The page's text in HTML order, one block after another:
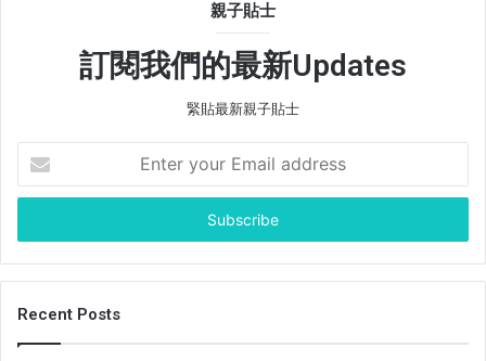
親子貼士
訂閱我們的最新Updates
緊貼最新親子貼士
t
r
y
uRecent Posts